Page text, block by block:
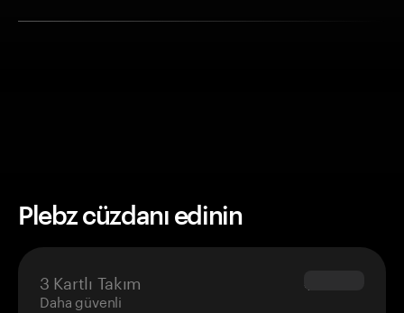
Plebz cüzdanı edinin
3 Kartlı Takım
Daha güvenli
$69.90